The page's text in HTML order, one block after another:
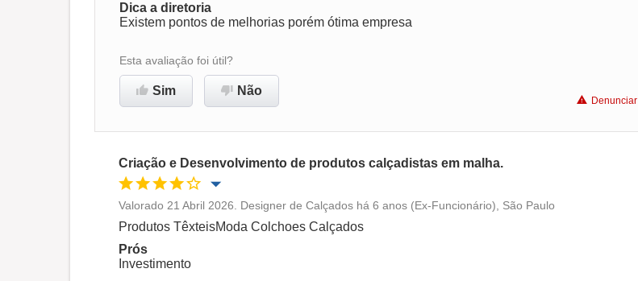
Ambiente de trabalho
Recomenda esta empresa
Dica a diretoria
Existem pontos de melhorias porém ótima empresa
Esta avaliação foi útil?
Sim Não
Denunciar
Criação e Desenvolvimento de produtos calçadistas em malha.
Oportunidade de promoção
Ambiente de trabalho
Conciliação com a vida familiar
Valorado 21 Abril 2026. Designer de Calçados há 6 anos (Ex-Funcionário), São Paulo
Produtos TêxteisModa Colchoes Calçados
Prós
Investimento